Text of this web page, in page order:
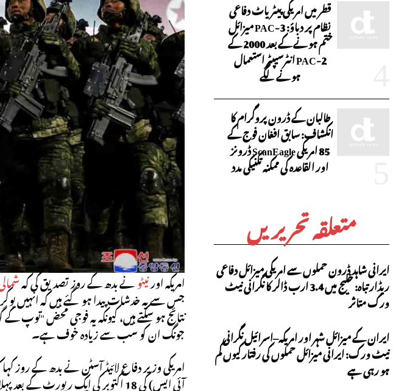
قطر میں امریکی پیٹریاٹ دفاعی
نظام پر دباؤ: PAC-3 میزائل
ختم ہونے کے بعد 2000 کے
PAC-2 انٹرسیپٹر استعمال
ہونے لگے
طالبان کے ڈرون پروگرام کا
انکشاف: سابق افغان فوج کے
85 امریکی ScanEagle ڈرونز
اور القاعدہ کی ممکنہ تکنیکی مدد
متعلقہ تحریریں
ایرانی شاہد ڈرون حملوں سے امریکی میزائل دفاعی
ریڈار تباہ: خلیج میں 3.4 ارب ڈالر کا نگرانی نیٹ
ورک متاثر
ایران کے میزائل شہر اور امریکہ–اسرائیل نگرانی
نیٹ ورک: ایرانی میزائل حملوں کی رفتار کیوں کم
ہو رہی ہے
امریکہ اورنیٹونے بدھ کے روز تصدیق کی کہ
جس سے یہ خدشات پیدا ہو گئے ہیں کہ انہیں
نتائج ہو سکتے ہیں، کیونکہ یہ فوجی محض
جونگ ان کو سب سے زیادہ خوف ہے۔
امریکی وزیر دفاع لائیڈ آسٹن نے بدھ کے روز